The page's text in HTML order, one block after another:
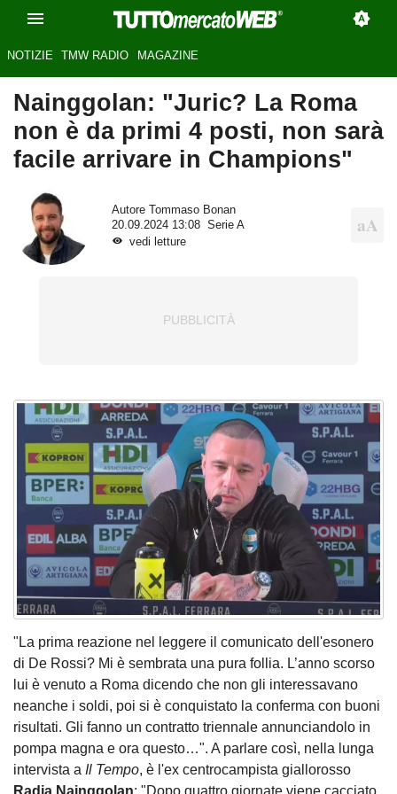
NOTIZIE TMW RADIO MAGAZINE
Nainggolan: "Juric? La Roma
non è da primi 4 posti, non sarà
facile arrivare in Champions"
Autore
Tommaso Bonan
20.09.2024 13:08
Serie A
vedi letture
"La prima reazione nel leggere il comunicato dell'esonero
di De Rossi? Mi è sembrata una pura follia. L’anno scorso
lui è venuto a Roma dicendo che non gli interessavano
neanche i soldi, poi si è conquistato la conferma con buoni
risultati. Gli fanno un contratto triennale annunciandolo in
pompa magna e ora questo…". A parlare così, nella lunga
intervista a Il Tempo, è l'ex centrocampista giallorosso
Radja Nainggolan: "Dopo quattro giornate viene cacciato,